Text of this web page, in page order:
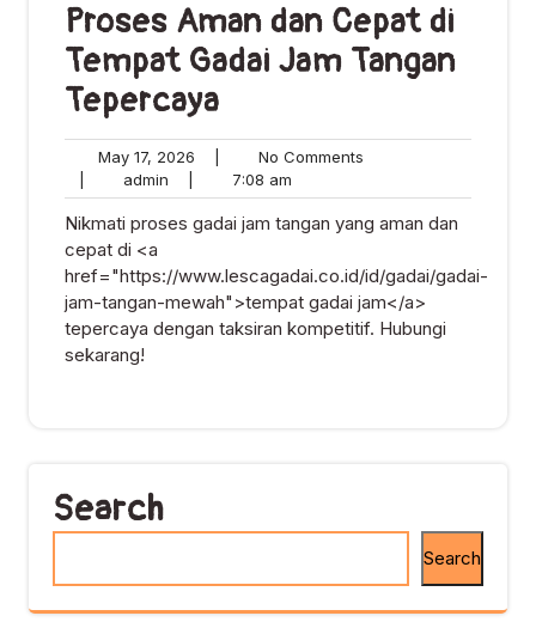
Proses Aman dan Cepat di
Tempat Gadai Jam Tangan
Tepercaya
May 17, 2026
2026
No Comments
admin 7:08 am
am
Nikmati proses gadai jam tangan yang aman dan
cepat di <a
href="https://www.lescagadai.co.id/id/gadai/gadai-
jam-tangan-mewah">tempat gadai jam</a>
tepercaya dengan taksiran kompetitif. Hubungi
sekarang!
Search
Search